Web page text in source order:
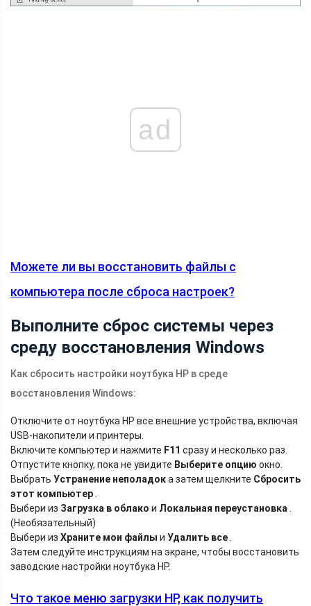
ad
Можете ли вы восстановить файлы с
компьютера после сброса настроек?
Выполните сброс системы через
среду восстановления Windows
Как сбросить настройки ноутбука HP в среде
восстановления Windows:
Отключите от ноутбука HP все внешние устройства, включая
USB-накопители и принтеры.
Включите компьютер и нажмите F11 сразу и несколько раз.
Отпустите кнопку, пока не увидите Выберите опцию окно.
Выбрать Устранение неполадока затем щелкните Сбросить
этот компьютер
Выбери из Загрузка в облако и Локальная переустановка
(Необязательный)
Выбери из Храните мои файлы и Удалить все
Затем следуйте инструкциям на экране, чтобы восстановить
заводские настройки ноутбука HP.
Что такое меню загрузки HP, как получить